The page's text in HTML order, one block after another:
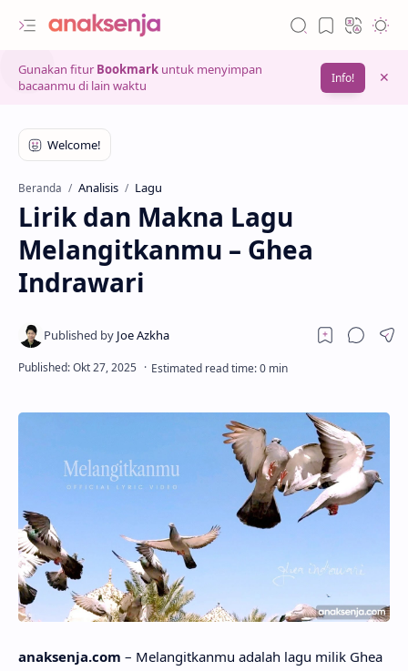
Gunakan fitur Bookmark untuk menyimpan
bacaanmu di lain waktu
Info!
Beranda Analisis Lagu
Lirik dan Makna Lagu
Melangitkanmu – Ghea
Indrawari
anaksenja.com – Melangitkanmu adalah lagu milik Ghea